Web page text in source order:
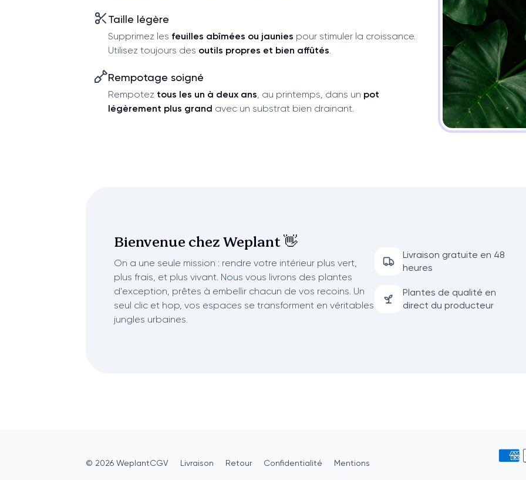
Taille légère
Supprimez les feuilles abîmées ou jaunies pour stimuler la croissance.
Utilisez toujours des outils propres et bien affûtés
Rempotage soigné
Rempotez tous les un à deux ans , au printemps, dans un pot
légèrement plus grand avec un substrat bien drainant.
Bienvenue chez Weplant 👋
On a une seule mission : rendre votre intérieur plus vert,
plus frais, et plus vivant. Nous vous livrons des plantes
d'exception, prêtes à embellir chacun de vos recoins. Un
seul clic et hop, vos espaces se transforment en véritables
jungles urbaines.
Livraison gratuite en 48
heures
Plantes de qualité en
direct du producteur
© 2026 WeplantCGV Livraison Retour Confidentialité Mentions